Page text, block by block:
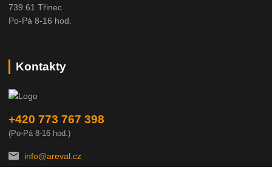
739 61 Třinec
Po-Pá 8-16 hod.
Kontakty
+420 773 767 398
(Po-Pá 8-16 hod.)
info@areval.cz